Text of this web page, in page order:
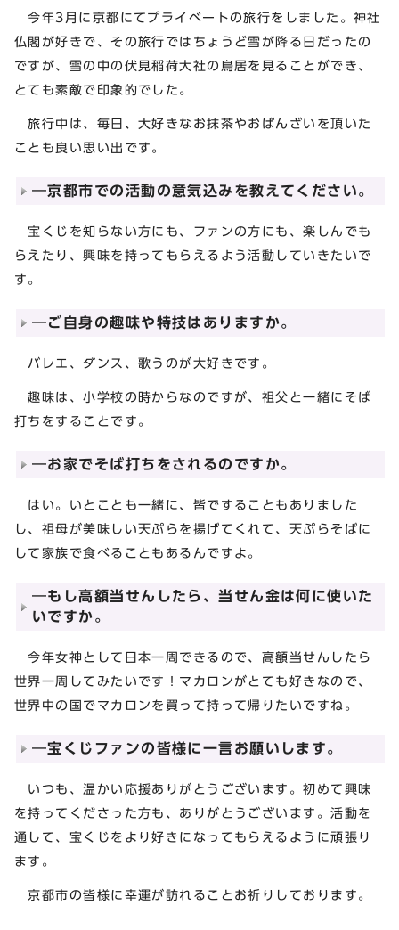
今年3月に京都にてプライベートの旅行をしました。神社
仏閣が好きで、その旅行ではちょうど雪が降る日だったの
ですが、雪の中の伏見稲荷大社の鳥居を見ることができ、
とても素敵で印象的でした。
旅行中は、毎日、大好きなお抹茶やおばんざいを頂いた
ことも良い思い出です。
―京都市での活動の意気込みを教えてください。
宝くじを知らない方にも、ファンの方にも、楽しんでも
らえたり、興味を持ってもらえるよう活動していきたいで
す。
―ご自身の趣味や特技はありますか。
バレエ、ダンス、歌うのが大好きです。
趣味は、小学校の時からなのですが、祖父と一緒にそば
打ちをすることです。
―お家でそば打ちをされるのですか。
はい。いとことも一緒に、皆ですることもありました
し、祖母が美味しい天ぷらを揚げてくれて、天ぷらそばに
して家族で食べることもあるんですよ。
―もし高額当せんしたら、当せん金は何に使いた
いですか。
今年女神として日本一周できるので、高額当せんしたら
世界一周してみたいです！マカロンがとても好きなので、
世界中の国でマカロンを買って持って帰りたいですね。
―宝くじファンの皆様に一言お願いします。
いつも、温かい応援ありがとうございます。初めて興味
を持ってくださった方も、ありがとうございます。活動を
通して、宝くじをより好きになってもらえるように頑張り
ます。
京都市の皆様に幸運が訪れることお祈りしております。